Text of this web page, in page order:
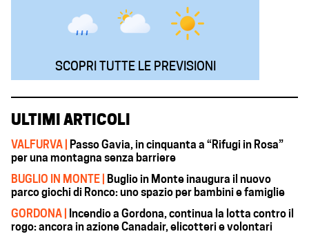
SCOPRI TUTTE LE PREVISIONI
ULTIMI ARTICOLI
VALFURVA | Passo Gavia, in cinquanta a “Rifugi in Rosa”
per una montagna senza barriere
BUGLIO IN MONTE | Buglio in Monte inaugura il nuovo
parco giochi di Ronco: uno spazio per bambini e famiglie
GORDONA | Incendio a Gordona, continua la lotta contro il
rogo: ancora in azione Canadair, elicotteri e volontari